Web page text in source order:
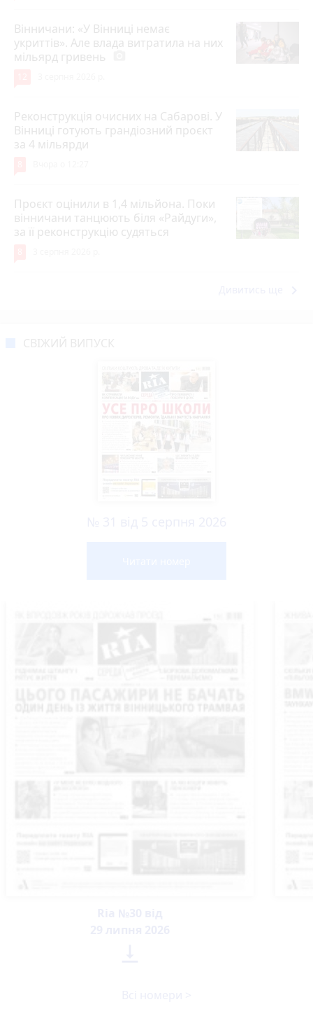
Вінничани: «У Вінниці немає
укриттів». Але влада витратила на них
мільярд гривень
Реконструкція очисних на Сабарові. У
Вінниці готують грандіозний проєкт
за 4 мільярди
Проєкт оцінили в 1,4 мільйона. Поки
вінничани танцюють біля «Райдуги»,
за її реконструкцію судяться